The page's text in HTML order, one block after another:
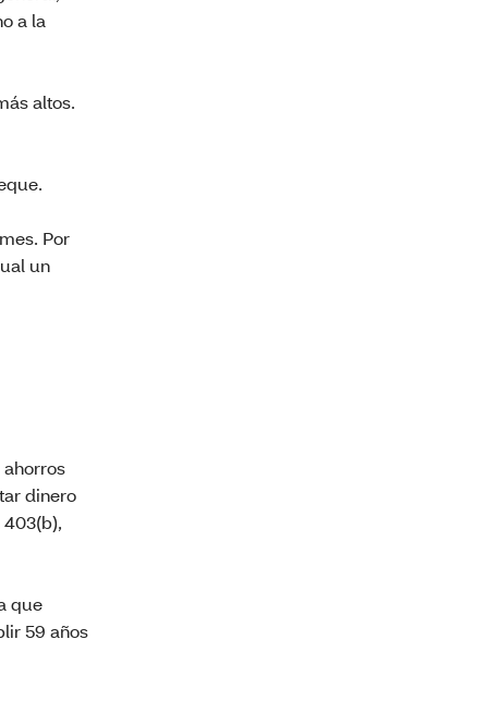
a la
altos.
Por
un
dinero
que
59 años